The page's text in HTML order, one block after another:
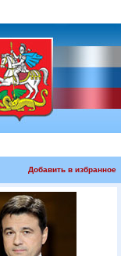
Добавить в избранное